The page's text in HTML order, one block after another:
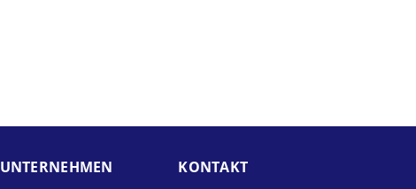
UNTER­NEHMEN
KONTAKT